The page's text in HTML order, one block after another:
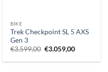
BIKE
Trek Checkpoint SL 5 AXS
Gen 3
€3.599,00 Il
originale
€3.059,00Il
attuale